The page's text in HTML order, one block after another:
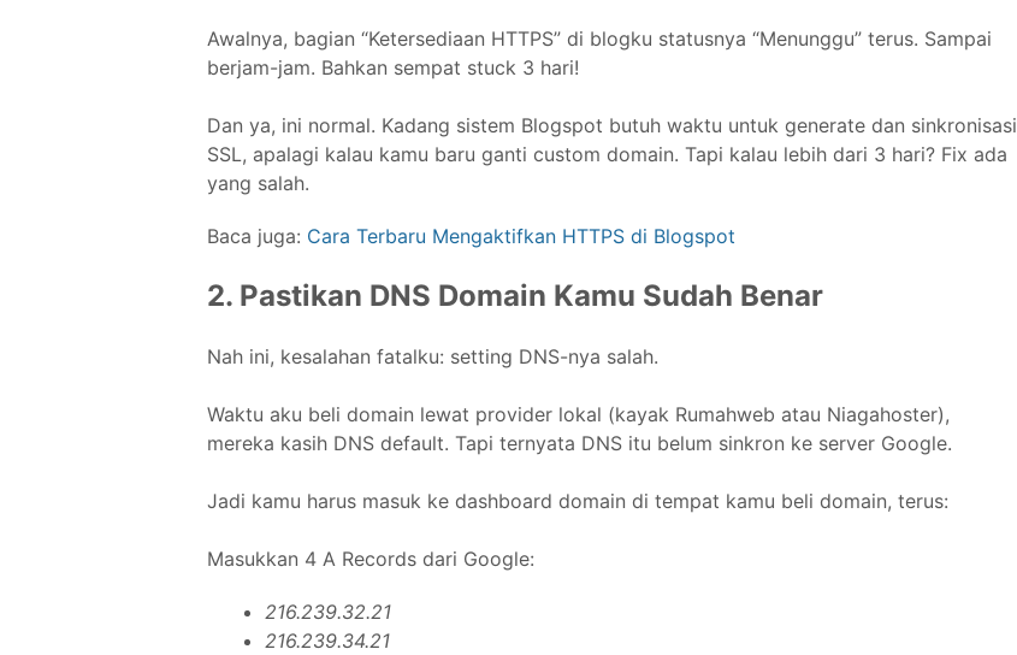
Awalnya, bagian “Ketersediaan HTTPS” di blogku statusnya “Menunggu” terus. Sampai
berjam-jam. Bahkan sempat stuck 3 hari!
Dan ya, ini normal. Kadang sistem Blogspot butuh waktu untuk generate dan sinkronisasi
SSL, apalagi kalau kamu baru ganti custom domain. Tapi kalau lebih dari 3 hari? Fix ada
yang salah.
Baca juga: Cara Terbaru Mengaktifkan HTTPS di Blogspot
2. Pastikan DNS Domain Kamu Sudah Benar
Nah ini, kesalahan fatalku: setting DNS-nya salah.
Waktu aku beli domain lewat provider lokal (kayak Rumahweb atau Niagahoster),
mereka kasih DNS default. Tapi ternyata DNS itu belum sinkron ke server Google.
Jadi kamu harus masuk ke dashboard domain di tempat kamu beli domain, terus:
Masukkan 4 A Records dari Google:
216.239.32.21
216.239.34.21